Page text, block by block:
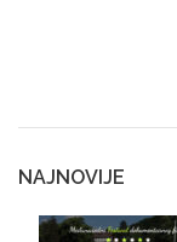
NAJNOVIJE